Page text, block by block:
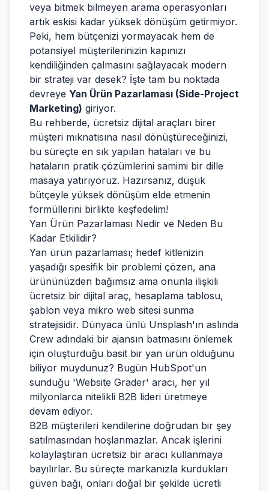
veya bitmek bilmeyen arama operasyonları
artık eskisi kadar yüksek dönüşüm getirmiyor.
Peki, hem bütçenizi yormayacak hem de
potansiyel müşterilerinizin kapınızı
kendiliğinden çalmasını sağlayacak modern
bir strateji var desek? İşte tam bu noktada
devreye Yan Ürün Pazarlaması (Side-Project
Marketing) giriyor.
Bu rehberde, ücretsiz dijital araçları birer
müşteri mıknatısına nasıl dönüştüreceğinizi,
bu süreçte en sık yapılan hataları ve bu
hataların pratik çözümlerini samimi bir dille
masaya yatırıyoruz. Hazırsanız, düşük
bütçeyle yüksek dönüşüm elde etmenin
formüllerini birlikte keşfedelim!
Yan Ürün Pazarlaması Nedir ve Neden Bu
Kadar Etkilidir?
Yan ürün pazarlaması; hedef kitlenizin
yaşadığı spesifik bir problemi çözen, ana
ürününüzden bağımsız ama onunla ilişkili
ücretsiz bir dijital araç, hesaplama tablosu,
şablon veya mikro web sitesi sunma
stratejisidir. Dünyaca ünlü Unsplash'ın aslında
Crew adındaki bir ajansın batmasını önlemek
için oluşturduğu basit bir yan ürün olduğunu
biliyor muydunuz? Bugün HubSpot'un
sunduğu 'Website Grader' aracı, her yıl
milyonlarca nitelikli B2B lideri üretmeye
devam ediyor.
B2B müşterileri kendilerine doğrudan bir şey
satılmasından hoşlanmazlar. Ancak işlerini
kolaylaştıran ücretsiz bir aracı kullanmaya
bayılırlar. Bu süreçte markanızla kurdukları
güven bağı, onları doğal bir şekilde ücretli